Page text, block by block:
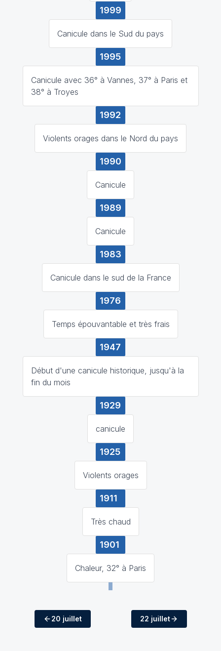
1999
Canicule dans le Sud du pays
1995
Canicule avec 36° à Vannes, 37° à Paris et
38° à Troyes
1992
Violents orages dans le Nord du pays
1990
Canicule
1989
Canicule
1983
Canicule dans le sud de la France
1976
Temps épouvantable et très frais
1947
Début d'une canicule historique, jusqu'à la
fin du mois
1929
canicule
1925
Violents orages
1911
Très chaud
1901
Chaleur, 32° à Paris
20 juillet 22 juillet